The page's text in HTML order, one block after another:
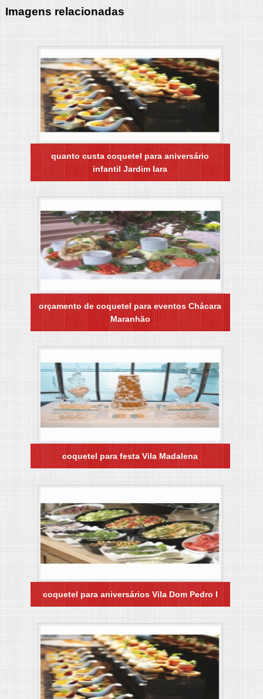
Imagens relacionadas
quanto custa coquetel para aniversário
infantil Jardim Iara
orçamento de coquetel para eventos Chácara
Maranhão
coquetel para festa Vila Madalena
coquetel para aniversários Vila Dom Pedro I